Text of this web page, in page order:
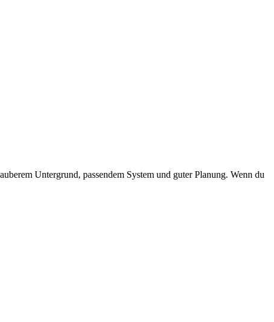
Untergrund, passendem System und guter Planung. Wenn du